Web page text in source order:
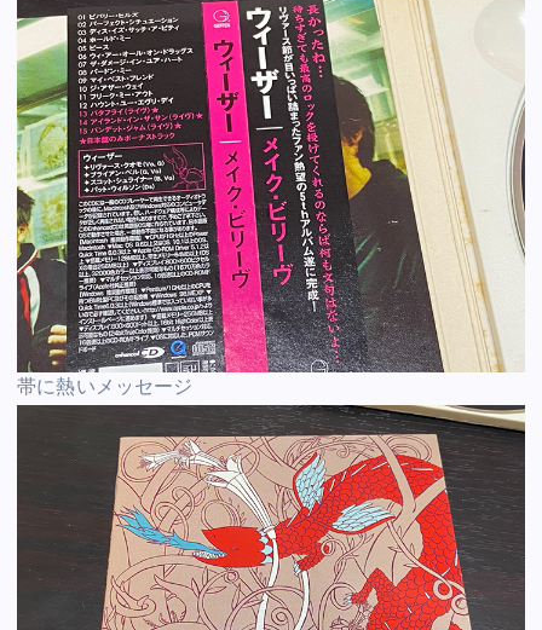
帯に熱いメッセージ